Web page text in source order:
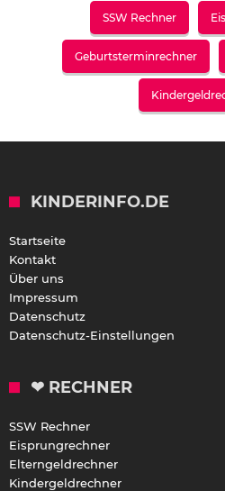
SSW Rechner
Geburtsterminrechner
KINDERINFO.DE
Startseite
Kontakt
Über uns
Impressum
Datenschutz
Datenschutz-Einstellungen
❤ RECHNER
SSW Rechner
Eisprungrechner
Elterngeldrechner
Kindergeldrechner